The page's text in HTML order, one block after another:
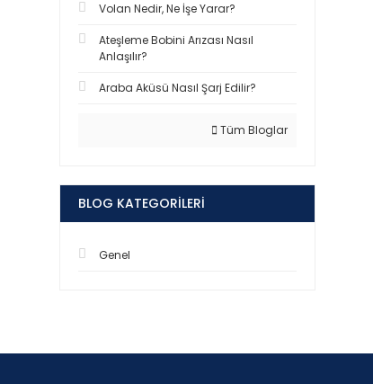
Volan Nedir, Ne İşe Yarar?
Ateşleme Bobini Arızası Nasıl
Anlaşılır?
Araba Aküsü Nasıl Şarj Edilir?
Tüm Bloglar
BLOG KATEGORILERI
Genel